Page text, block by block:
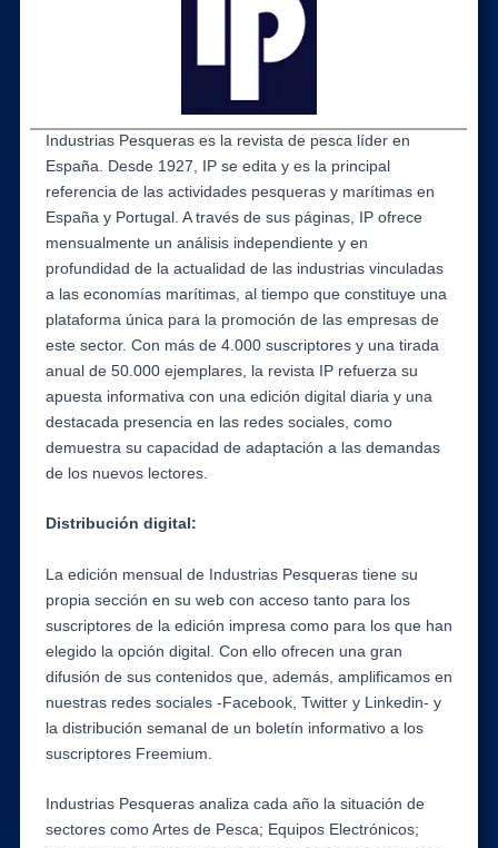
Industrias Pesqueras es la revista de pesca líder en
España. Desde 1927, IP se edita y es la principal
referencia de las actividades pesqueras y marítimas en
España y Portugal. A través de sus páginas, IP ofrece
mensualmente un análisis independiente y en
profundidad de la actualidad de las industrias vinculadas
a las economías marítimas, al tiempo que constituye una
plataforma única para la promoción de las empresas de
este sector. Con más de 4.000 suscriptores y una tirada
anual de 50.000 ejemplares, la revista IP refuerza su
apuesta informativa con una edición digital diaria y una
destacada presencia en las redes sociales, como
demuestra su capacidad de adaptación a las demandas
de los nuevos lectores.
Distribución digital:
La edición mensual de Industrias Pesqueras tiene su
propia sección en su web con acceso tanto para los
suscriptores de la edición impresa como para los que han
elegido la opción digital. Con ello ofrecen una gran
difusión de sus contenidos que, además, amplificamos en
nuestras redes sociales -Facebook, Twitter y Linkedin- y
la distribución semanal de un boletín informativo a los
suscriptores Freemium.
Industrias Pesqueras analiza cada año la situación de
sectores como Artes de Pesca; Equipos Electrónicos;